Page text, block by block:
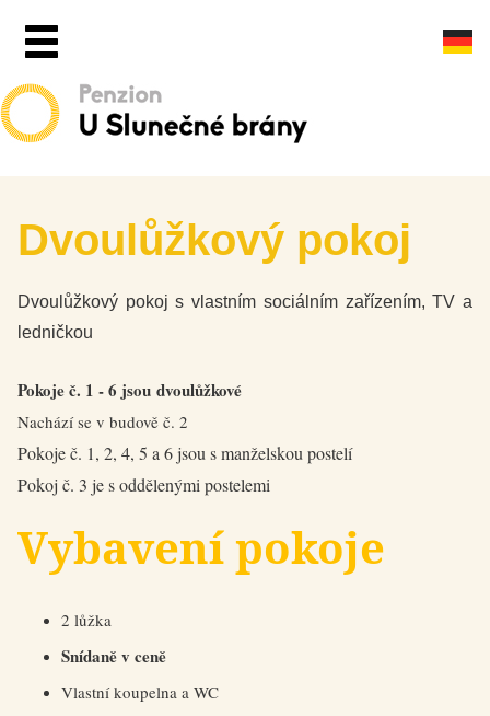
Dvoulůžkový pokoj
Dvoulůžkový pokoj s vlastním sociálním zařízením, TV a
ledničkou
Pokoje č. 1 - 6 jsou dvoulůžkové
Nachází se v budově č. 2
Pokoje č. 1, 2, 4, 5 a 6 jsou s manželskou postelí
Pokoj č. 3 je s oddělenými postelemi
Vybavení pokoje
2 lůžka
Snídaně v ceně
Vlastní koupelna a WC